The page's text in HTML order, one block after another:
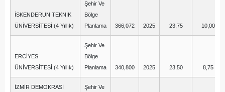
İSKENDERUN TEKNİK
ÜNİVERSİTESİ (4 Yıllık)
Şehir Ve
Bölge
Planlama
366,072 2025 23,75 10,00
ERCİYES
ÜNİVERSİTESİ (4 Yıllık)
Şehir Ve
Bölge
Planlama
340,800 2025 23,50 8,75
İZMİR DEMOKRASİ
Şehir Ve